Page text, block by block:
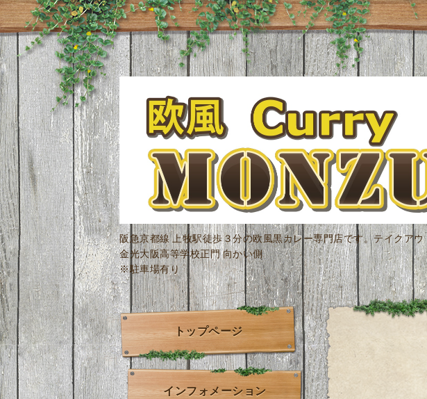
阪急京都線 上牧駅徒歩３分の欧風黒カレー専門店です。テイクアウ
金光大阪高等学校正門 向かい側
※駐車場有り
トップページ
インフォメーション